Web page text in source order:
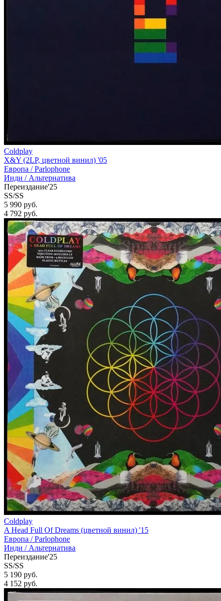
Coldplay
X&Y (2LP, цветной винил) '05
Европа /Parlophone
Инди / Альтернатива
Переиздание'25
SS/SS
5 990 руб.
4 792 руб.
Coldplay
A Head Full Of Dreams (цветной винил) '15
Европа /Parlophone
Инди / Альтернатива
Переиздание'25
SS/SS
5 190 руб.
4 152 руб.